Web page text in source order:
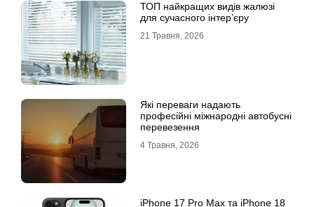
ТОП найкращих видів жалюзі
для сучасного інтер’єру
21 Травня, 2026
Які переваги надають
професійні міжнародні автобусні
перевезення
4 Травня, 2026
iРhone 17 Рro Мax та iРhone 18